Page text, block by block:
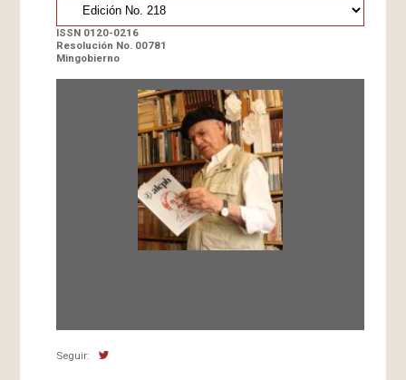
ISSN 0120-0216
Resolución No. 00781
Mingobierno
Seguir: